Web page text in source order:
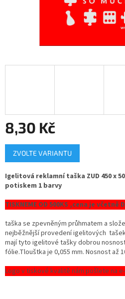
8,30 Kč
Měrná
cena:
ZVOLTE VARIANTU
Igelitová reklamní taška ZUD 450 x
potiskem 1 barvy
TISKNEME OD 500KS ,cena je
taška se zpevněným průhmatem a
nejběžnější provedení igelitových
mají tyto igelitové tašky dobrou
fólie.Tlouštka je 0,055 mm. Nosnost až
Logo v tiskové kvalitě nám pošlete na